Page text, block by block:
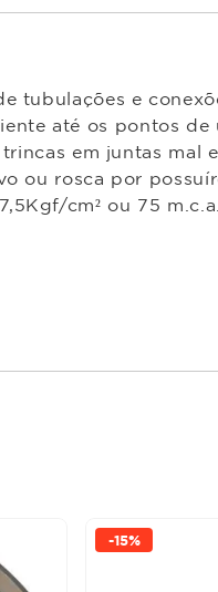
tubulações e
até os pontos de
em juntas mal
ou rosca por
cm² ou 75
-15%